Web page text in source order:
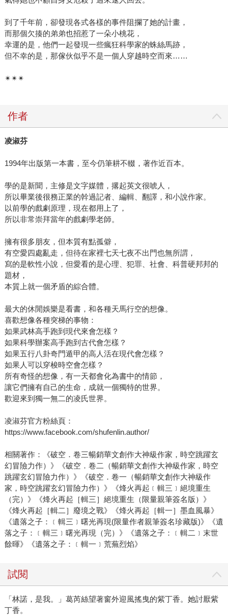
到了千年前，卻發現各式各樣的事件阻攔了她的計畫，
而那個欠揍的弟弟也招惹了一朵小桃花，
幸運的是，他們一起發現一些瘋狂科學家的蛛絲馬跡，
但不幸的是，那傢伙似乎不是一個人穿越時空而來……
✴✴✴
作者
凌淑芬
1994年出版第一本書，至今仍筆耕不輟，著作近百本。
學的是新聞，主修是文字媒體，撂起英文很唬人，
所以畢業後很務正業的幹過記者、編輯、翻譯，和小說作家。
以前學的戲劇原理，現在都用上了，
所以非常崇拜當年的戲劇學老師。
擁有很多朋友，但本質有點孤僻，
有空愛四處亂走，但待在家裡七天七夜不出門也無所謂，
寫的是軟性小說，但愛看的是心理、犯罪、社會、科普硬邦邦的
題材，
本質上就一個矛盾的綜合體。
最大的休閒娛樂是看書，和各種天馬行空的想像。
喜歡想像各種突梯的事物：
如果武林高手跑到現代來會怎樣？
如果科學辦案高手跑到古代會怎樣？
如果五行八卦奇門遁甲的高人活在現代會怎樣？
如果人可以穿梭時空會怎樣？
所有奇怪的想像，有一天都會化為書中的情節，
讓它們擁有自己的生命，成就一個獨特的世界。
歡迎來到獨一無二的凌氏世界。
凌淑芬官方粉絲頁：
https://www.facebook.com/shufenlin.author/
相關著作：《破空．卷三暢銷華文創作大神級作家，時空跳躍玄
幻冒險力作）》《破空．卷二（暢銷華文創作大神級作家，時空
跳躍玄幻冒險力作）》《破空．卷一（暢銷華文創作大神級作
家，時空跳躍玄幻冒險力作）》《烽火再起﹝輯三﹞絕境重生
（完）》《烽火再起［輯三］絕境重生（限量親筆簽名版）》
《烽火再起［輯二］廢境之戰》《烽火再起［輯一］墨血風暴》
《遺落之子：﹝輯三﹞曙光再現(限量作者親筆簽名珍藏版)》《遺
落之子：﹝輯三﹞曙光再現（完）》《遺落之子：﹝輯二﹞末世
餘暉》《遺落之子：﹝輯一﹞荒蕪烈焰》
試閱
「林諾，是我。」葛芮絲望著窗外迎風搖曳的紫丁香。她討厭紫
丁香。